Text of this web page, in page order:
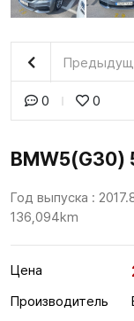
0 0
Год выпуска :
136,094km
Цена
Производитель